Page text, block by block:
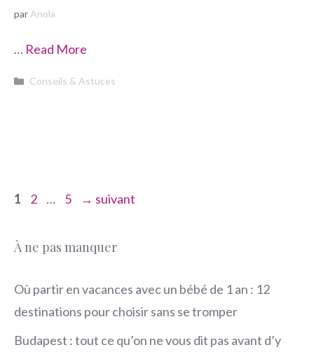
parAnola
… Read More
Catégories
Conseils & Astuces
Page
1 Page
2 … Page
5 → suivant
À ne pas manquer
Où partir en vacances avec un bébé de 1 an : 12
destinations pour choisir sans se tromper
Budapest : tout ce qu’on ne vous dit pas avant d’y